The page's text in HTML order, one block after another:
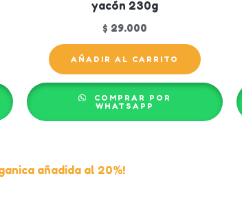
yacón 230g
$ 29.000
AÑADIR AL CARRITO
COMPRAR POR
WHATSAPP
añadida al 20%!